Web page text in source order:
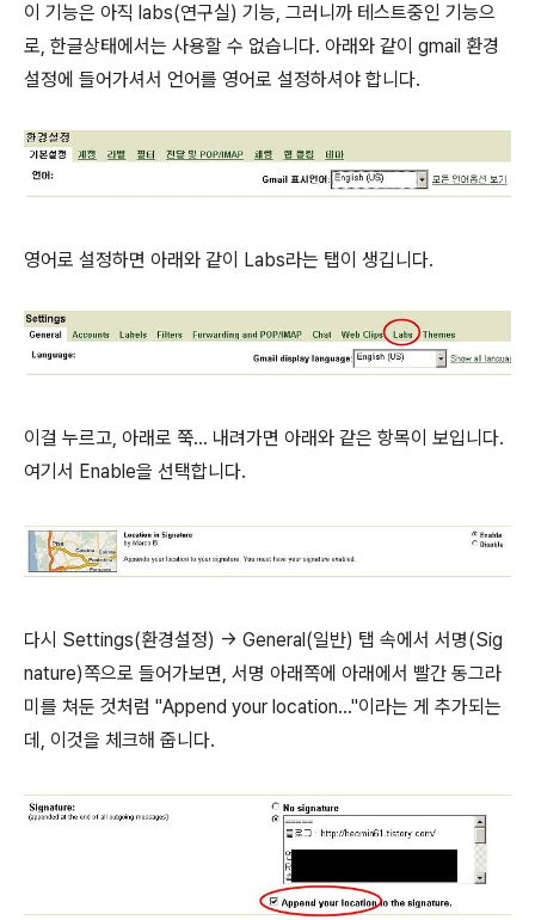
이 기능은 아직 labs(연구실) 기능, 그러니까 테스트중인 기능으
로, 한글상태에서는 사용할 수 없습니다. 아래와 같이 gmail 환경
설정에 들어가셔서 언어를 영어로 설정하셔야 합니다.
영어로 설정하면 아래와 같이 Labs라는 탭이 생깁니다.
이걸 누르고, 아래로 쭉... 내려가면 아래와 같은 항목이 보입니다.
여기서 Enable을 선택합니다.
다시 Settings(환경설정) -> General(일반) 탭 속에서 서명(Sig
nature)쪽으로 들어가보면, 서명 아래쪽에 아래에서 빨간 동그라
미를 쳐둔 것처럼 "Append your location..."이라는 게 추가되는
데, 이것을 체크해 줍니다.